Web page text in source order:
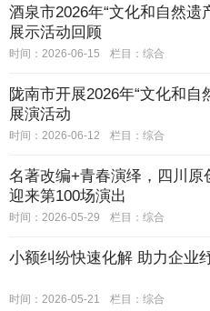
酒泉市2026年“文化和自然遗
展示活动回顾
时间：2026-06-15 栏目： 综合
陇南市开展2026年“文化和自
展演活动
时间：2026-06-12 栏目： 综合
名著改编+青春演绎，四川原
迎来第100场演出
时间：2026-05-29 栏目： 综合
小额纠纷快速化解 助力企业
时间：2026-05-21 栏目： 综合